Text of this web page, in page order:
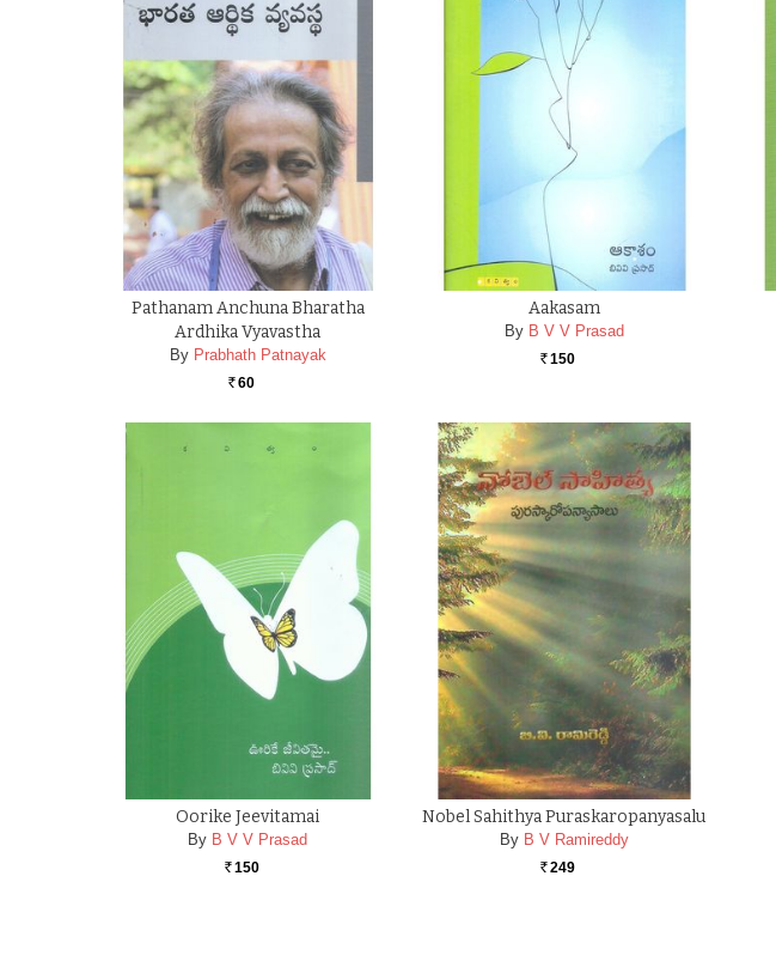
Pathanam Anchuna Bharatha
Ardhika Vyavastha
By Prabhath Patnayak
Rs. 60
Aakasam
By B V V Prasad
Rs. 150
Oorike Jeevitamai
By B V V Prasad
Rs. 150
Nobel Sahithya Puraskaropanyasalu
By B V Ramireddy
Rs. 249